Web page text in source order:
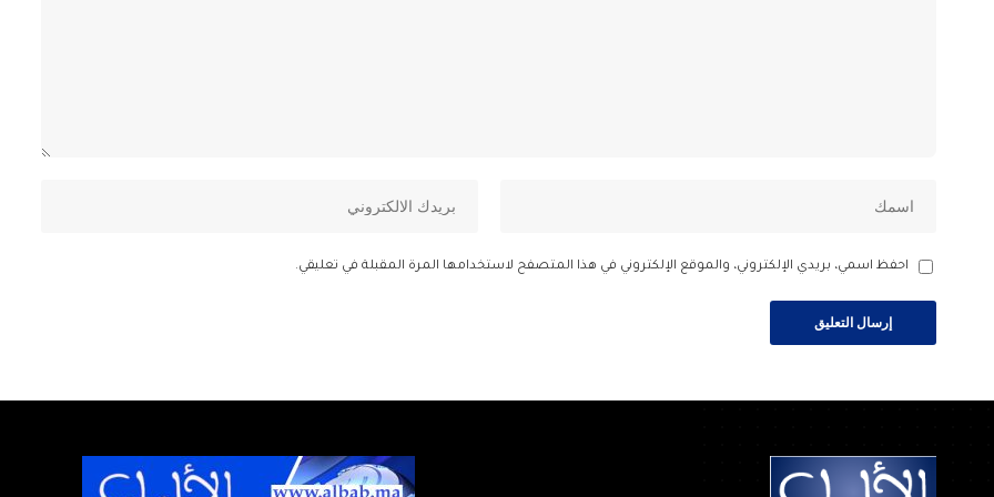
احفظ اسمي، بريدي الإلكتروني، والموقع الإلكتروني في هذا المتصفح لاستخدامها المرة المقبلة في تعليقي.